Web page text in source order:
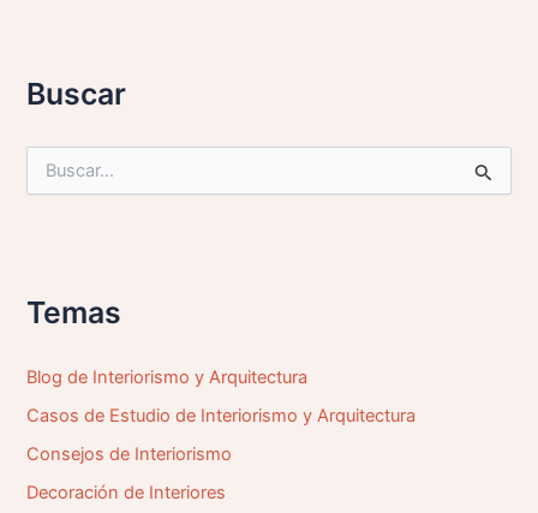
Buscar
p
o
:
Temas
Blog de Interiorismo y Arquitectura
Casos de Estudio de Interiorismo y Arquitectura
Consejos de Interiorismo
Decoración de Interiores